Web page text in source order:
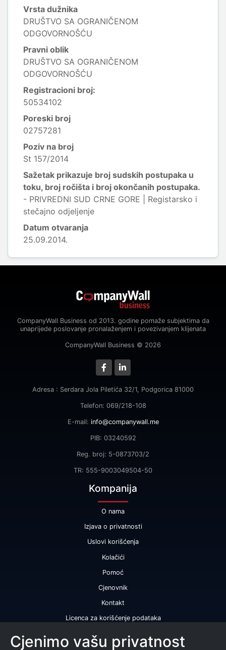
Vrsta dužnika
DRUŠTVO SA OGRANIČENOM
ODGOVORNOŠĆU
Pravni oblik
DRUŠTVO SA OGRANIČENOM
ODGOVORNOŠĆU
Registracioni broj:
50534102
Poreski broj
02757281
Poziv na broj
St 157/2014
Sažetak prikazuje broj sudskih postupaka u
toku, broj ročišta i broj okončanih postupaka.
- PRIVREDNI SUD CRNE GORE | Registarsko i
stečajno odjeljenje
Datum otvaranja
25.09.2014.
CompanyWall Business od 2013. godine pomaže subjektima da
unaprijede poslovanje pronalaženjem i povezivanjem klijenata
CompanyWall Business © 2026
Adresa : Serdara Jola Piletića 32/1, Podgorica 81000
Telefon: 069/218-108
E-mail: info@companywall.me
PIB: 03240592
Reg. broj: 5-0873703/2
TR: 555-9003049504-50
Kompanija
O nama
Izjava o privatnosti
Uslovi korišćenja
Kolačići
Pomoć
Cjenovnik
Kontakt
Licenca za korišćenje podataka
Naše usluge
Cjenimo vašu privatnost